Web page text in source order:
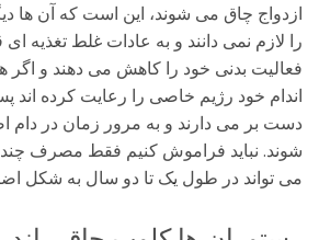
ازدواج چاق می شوند، این است که آن ها
را لازم نمی دانند و به عادات غلط تغذیه
فعالیت بدنی خود را کاهش می دهند و
اندام خود رژیم خاصی را رعایت کرده اند
دست بر می دارند و به مرور زمان در دام
شوند. نباید فراموش کنیم فقط مصرف چند
می تواند در طول یک تا دو سال به شکل